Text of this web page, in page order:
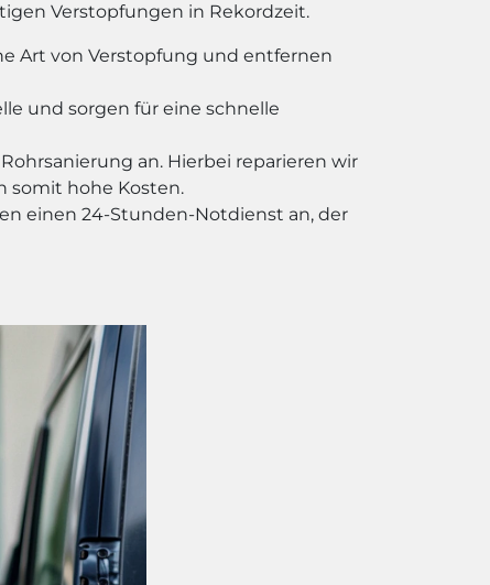
Verstopfungen in Rekordzeit.
Art von Verstopfung und entfernen
und sorgen für eine schnelle
an. Hierbei reparieren wir
somit hohe Kosten.
einen 24-Stunden-Notdienst an, der